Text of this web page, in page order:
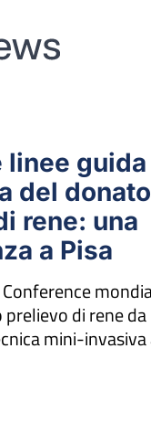
linee
del
rene: una
a Pisa
di rene
mini-invasiva